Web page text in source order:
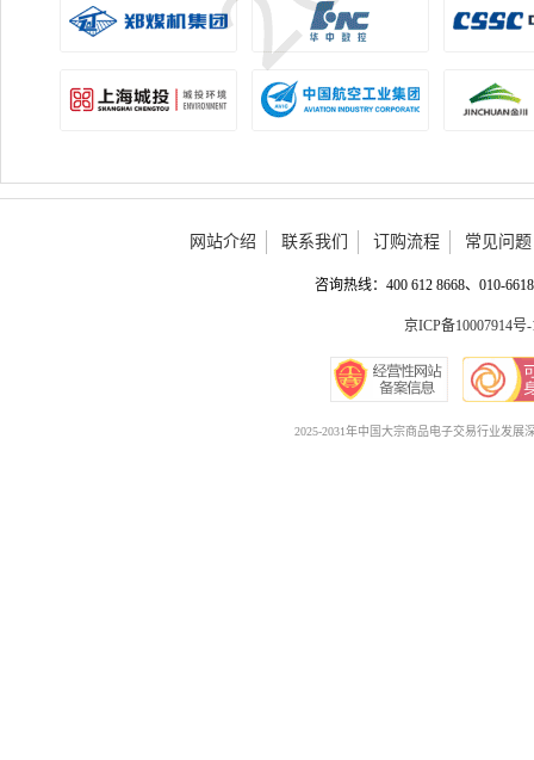
网站介绍 联系我们 订购流程 常见问题
咨询热线：400 612 8668、010-
京ICP备10007914号-
2025-2031年中国大宗商品电子交易行业发